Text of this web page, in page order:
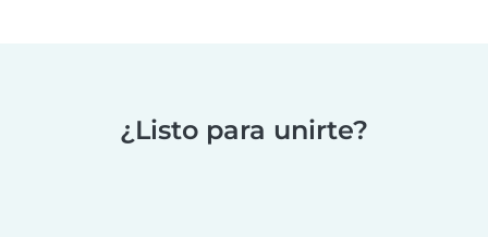
¿Listo para unirte?